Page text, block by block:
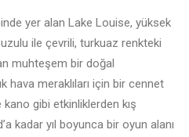
yer alan Lake Louise, yüksek
ile çevrili, turkuaz renkteki
muhteşem bir doğal
hava meraklıları için bir cennet
gibi etkinliklerden kış
kadar yıl boyunca bir oyun alanı